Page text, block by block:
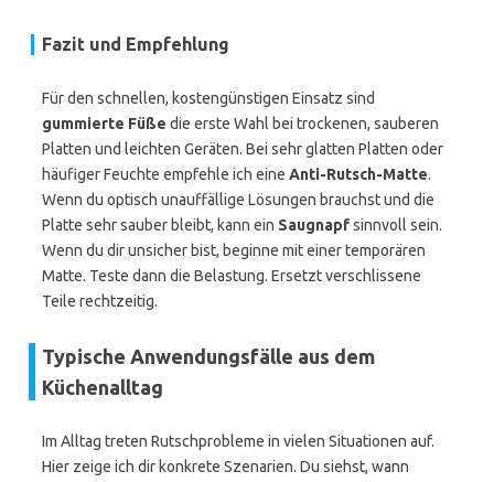
Fazit und Empfehlung
Für den schnellen, kostengünstigen Einsatz sind
gummierte Füße die erste Wahl bei trockenen, sauberen
Platten und leichten Geräten. Bei sehr glatten Platten oder
häufiger Feuchte empfehle ich eine Anti-Rutsch-Matte.
Wenn du optisch unauffällige Lösungen brauchst und die
Platte sehr sauber bleibt, kann ein Saugnapfsinnvoll sein.
Wenn du dir unsicher bist, beginne mit einer temporären
Matte. Teste dann die Belastung. Ersetzt verschlissene
Teile rechtzeitig.
Typische Anwendungsfälle aus dem
Küchenalltag
Im Alltag treten Rutschprobleme in vielen Situationen auf.
Hier zeige ich dir konkrete Szenarien. Du siehst, wann